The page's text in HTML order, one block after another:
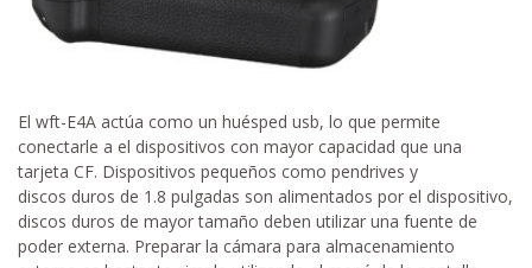
El wft-E4A actúa como un huésped usb, lo que permite
conectarle a el dispositivos con mayor capacidad que una
tarjeta CF. Dispositivos pequeños como pendrives y
discos duros de 1.8 pulgadas son alimentados por el dispositivo,
discos duros de mayor tamaño deben utilizar una fuente de
poder externa. Preparar la cámara para almacenamiento